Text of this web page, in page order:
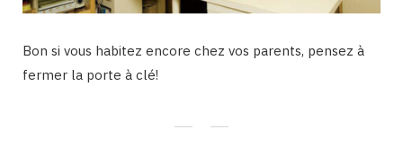
Bon si vous habitez encore chez vos parents, pensez à
fermer la porte à clé!